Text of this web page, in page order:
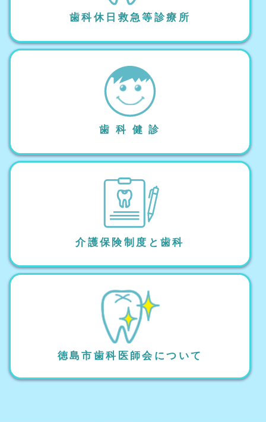
歯科休日救急等診療所
歯 科 健 診
介護保険制度と歯科
徳島市歯科医師会について